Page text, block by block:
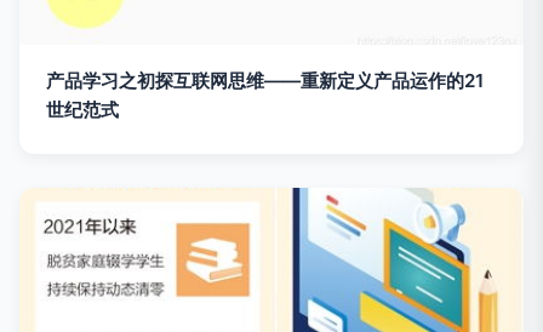
产品学习之初探互联网思维——重新定义产品运作的21
世纪范式